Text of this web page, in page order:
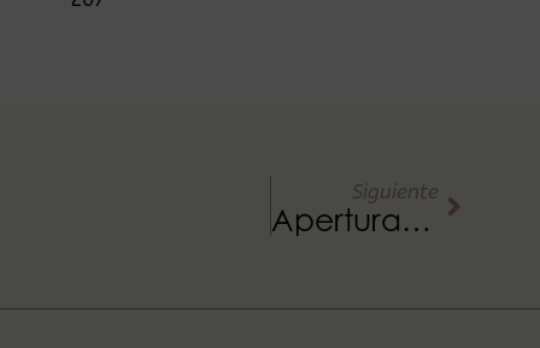
Siguiente
Apertura de Terrazas